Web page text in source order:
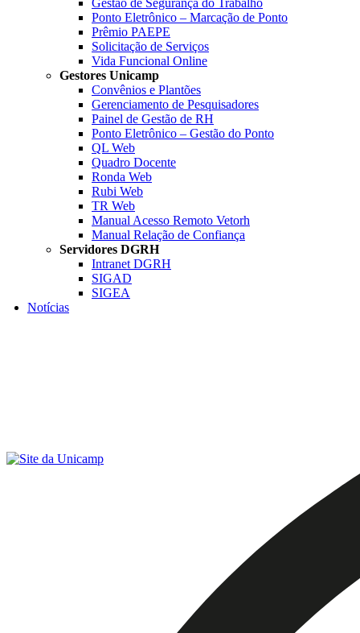
Ponto Eletrônico – Marcação de Ponto
Prêmio PAEPE
Solicitação de Serviços
Vida Funcional Online
Gestores Unicamp
Convênios e Plantões
Gerenciamento de Pesquisadores
Painel de Gestão de RH
Ponto Eletrônico – Gestão do Ponto
QL Web
Quadro Docente
Ronda Web
Rubi Web
TR Web
Manual Acesso Remoto Vetorh
Manual Relação de Confiança
Servidores DGRH
Intranet DGRH
SIGAD
SIGEA
Notícias